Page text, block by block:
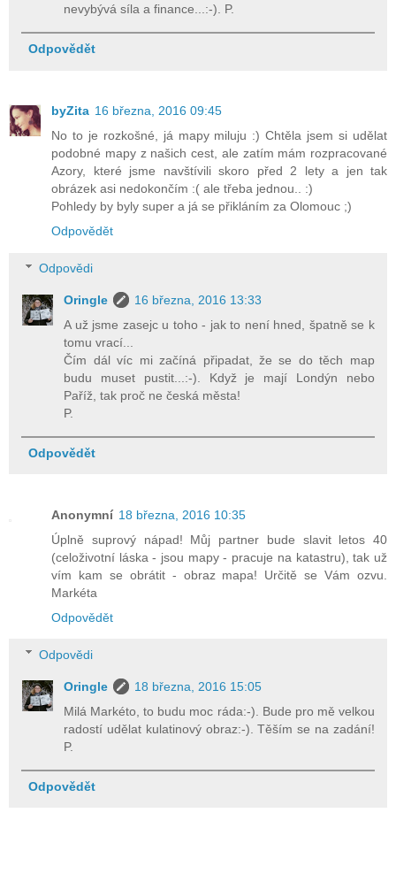
nevybývá síla a finance...:-). P.
Odpovědět
byZita 16 března, 2016 09:45
No to je rozkošné, já mapy miluju :) Chtěla jsem si udělat
podobné mapy z našich cest, ale zatím mám rozpracované
Azory, které jsme navštívili skoro před 2 lety a jen tak
obrázek asi nedokončím :( ale třeba jednou.. :)
Pohledy by byly super a já se přikláním za Olomouc ;)
Odpovědět
Odpovědi
Oringle
16 března, 2016 13:33
A už jsme zasejc u toho - jak to není hned, špatně se k
tomu vrací...
Čím dál víc mi začíná připadat, že se do těch map
budu muset pustit...:-). Když je mají Londýn nebo
Paříž, tak proč ne česká města!
P.
Odpovědět
Anonymní 18 března, 2016 10:35
Úplně suprový nápad! Můj partner bude slavit letos 40
(celoživotní láska - jsou mapy - pracuje na katastru), tak už
vím kam se obrátit - obraz mapa! Určitě se Vám ozvu.
Markéta
Odpovědět
Odpovědi
Oringle
18 března, 2016 15:05
Milá Markéto, to budu moc ráda:-). Bude pro mě velkou
radostí udělat kulatinový obraz:-). Těším se na zadání!
P.
Odpovědět